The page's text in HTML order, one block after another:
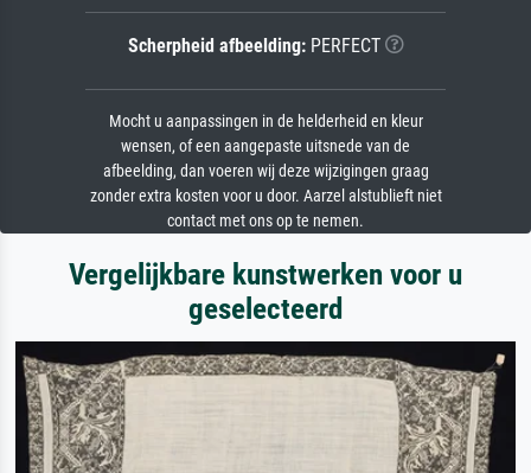
Scherpheid afbeelding:PERFECT
Mocht u aanpassingen in de helderheid en kleur
wensen, of een aangepaste uitsnede van de
afbeelding, dan voeren wij deze wijzigingen graag
zonder extra kosten voor u door. Aarzel alstublieft niet
contact met ons op te nemen.
Vergelijkbare kunstwerken voor u
geselecteerd